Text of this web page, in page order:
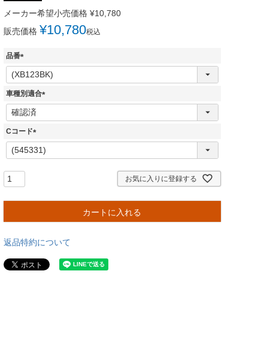
メーカー希望小売価格 ¥10,780
販売価格 ¥10,780税込
品番
(
必
須
車種別適合
(
Cコード
(
必
お気に入りに登録する
カートに入れる
返品特約について